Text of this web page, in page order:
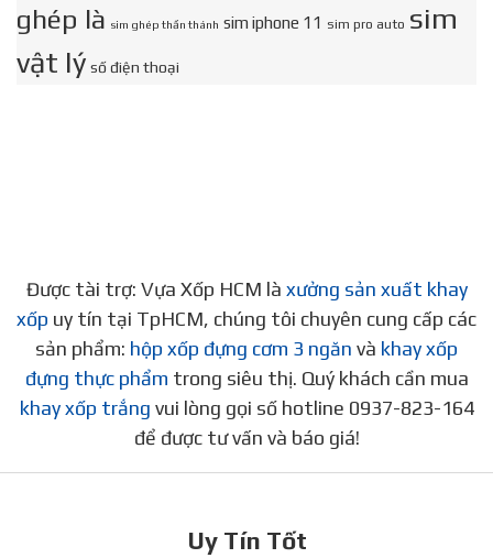
ghép là sim ghép thần thánh sim iphone 11 sim pro auto sim
vật lý số điện thoại
Được tài trợ: Vựa Xốp HCM là xưởng sản xuất khay
xốp uy tín tại TpHCM, chúng tôi chuyên cung cấp các
sản phẩm: hộp xốp đựng cơm 3 ngăn và khay xốp
đựng thực phẩm trong siêu thị. Quý khách cần mua
khay xốp trắng vui lòng gọi số hotline 0937-823-164
để được tư vấn và báo giá!
Uy Tín Tốt